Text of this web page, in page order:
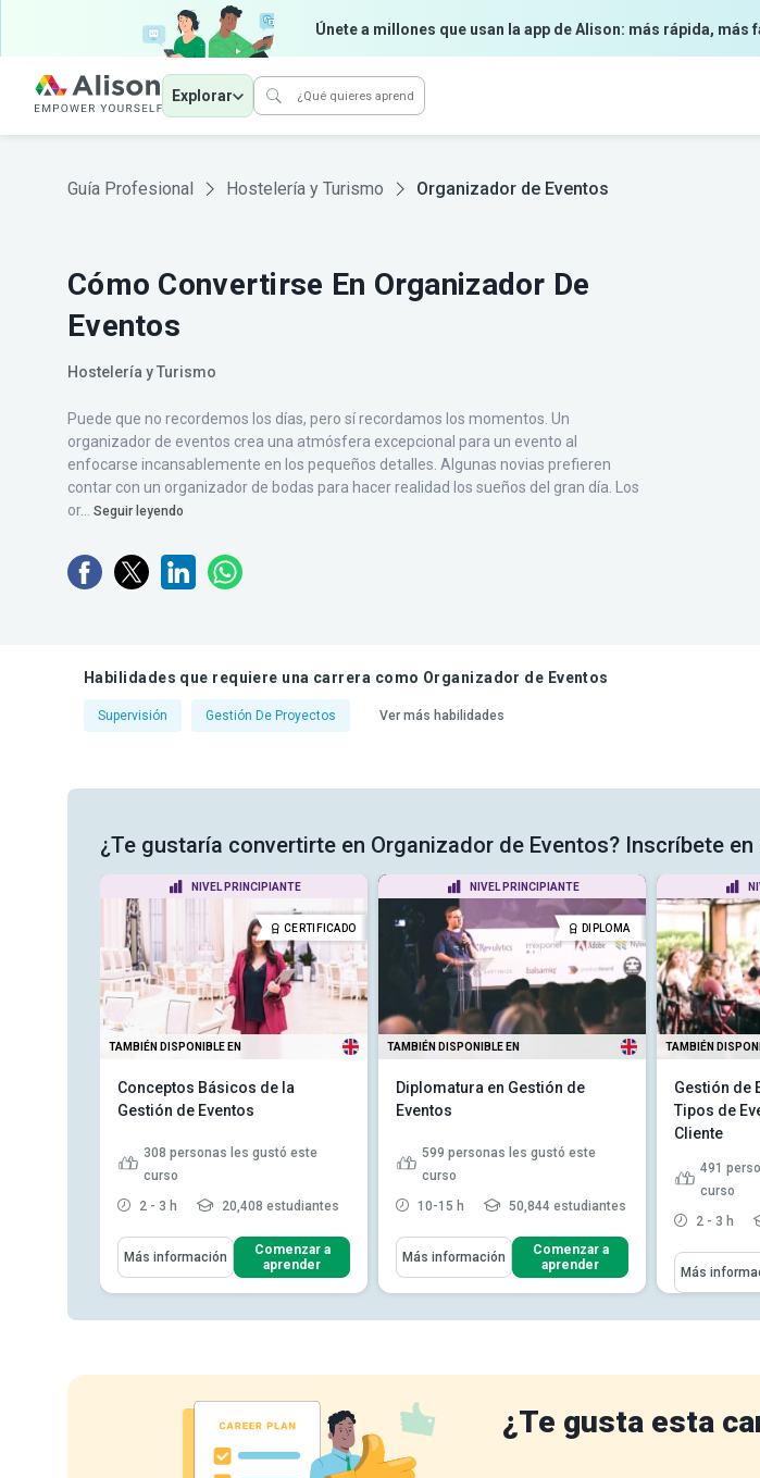
Únete a millones que usan la app de Alison: más rápida,
Explorar
Guía Profesional Hostelería y Turismo Organizador de Eventos
Cómo Convertirse En Organizador De
Eventos
Hostelería y Turismo
Puede que no recordemos los días, pero sí recordamos los momentos. Un
organizador de eventos crea una atmósfera excepcional para un evento al
enfocarse incansablemente en los pequeños detalles. Algunas novias prefieren
contar con un organizador de bodas para hacer realidad los sueños del gran día. Los
or... Seguir leyendo
Habilidades que requiere una carrera como Organizador de Eventos
Supervisión Gestión De Proyectos Ver más habilidades
¿Te gustaría convertirte en Organizador de Eventos? Inscríbete
NIVEL PRINCIPIANTE
CERTIFICADO
TAMBIÉN DISPONIBLE EN
Conceptos Básicos de la
Gestión de Eventos
308 personas les gustó este
curso
2 - 3 h
20,408 estudiantes
Aprenderás Cómo
Describe los conceptos básicos
de la planificación de ev...
Analiza los roles y
tipos de e...Leer más
Más información
Comenzar a
aprender
NIVEL PRINCIPIANTE
DIPLOMA
TAMBIÉN DISPONIBLE EN
Diplomatura en Gestión de
Eventos
599 personas les gustó este
curso
10-15 h
50,844 estudiantes
Aprenderás Cómo
Identificar los diferentes tipos
de eventos
Explicar la importancia del
Más información
Comenzar a
aprender
TAMBIÉN
Gestión de
Tipos de
Cliente
491
curso
2 - 3 h
Aprenderás
Discutir
implica
servicio
Más
¿Te gusta esta